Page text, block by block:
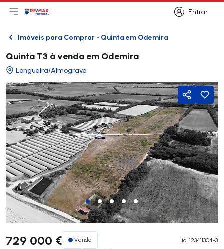
Entrar
Entrar
Abri menu principal
LogoIr para página inicial
VoltarImóveis para Comprar - Quinta em Odemira
Quinta T3 à venda em Odemira
Longueira/Almograve
Partilhar
729 000 € Venda id. 123411304-3